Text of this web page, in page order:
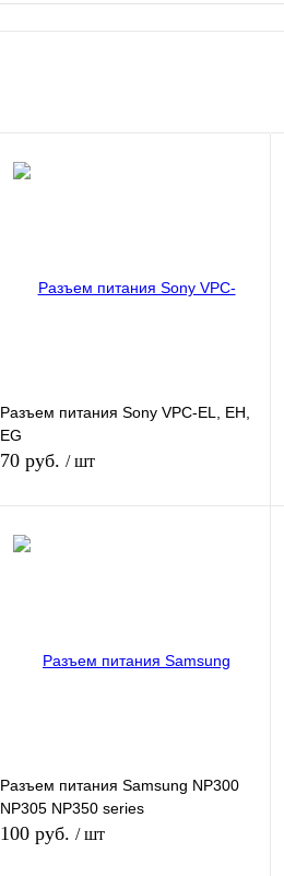
Разъем питания Sony VPC-EL, EH,
EG
70 руб. / шт
наличии
Разъем питания Samsung NP300
NP305 NP350 series
100 руб. / шт